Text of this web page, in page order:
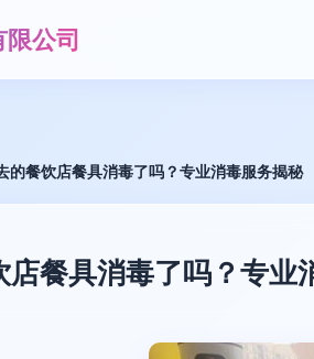
公司
的餐饮店餐具消毒了吗？专业消毒服务揭秘
店餐具消毒了吗？专业